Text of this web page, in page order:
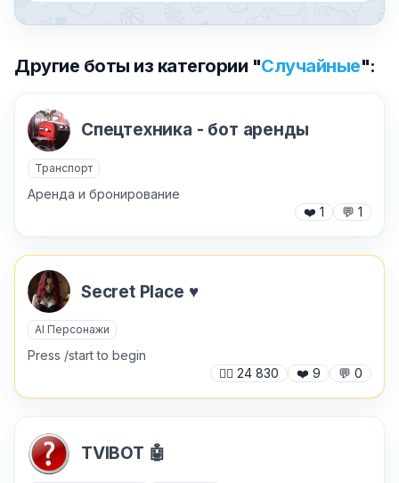
Другие боты из категории "Случайные":
Спецтехника - бот аренды
Транспорт
Аренда и бронирование
❤️ 1 💬 1
Secret Place ♥️
AI Персонажи
Press /start to begin
🙍‍♂️ 24 830 ❤️ 9 💬 0
TVIBOT 🤖